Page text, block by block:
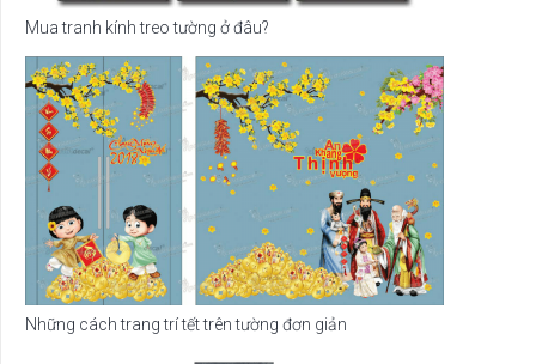
Mua tranh kính treo tường ở đâu?
Những cách trang trí tết trên tường đơn giản